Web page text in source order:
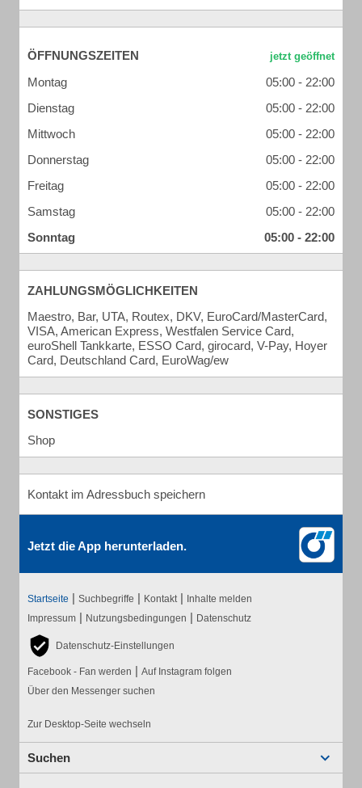
ÖFFNUNGSZEITEN
Montag
05:00 - 22:00
Dienstag
05:00 - 22:00
Mittwoch
05:00 - 22:00
Donnerstag
05:00 - 22:00
Freitag
05:00 - 22:00
Samstag
05:00 - 22:00
Sonntag
05:00 - 22:00
ZAHLUNGSMÖGLICHKEITEN
Maestro, Bar, UTA, Routex, DKV, EuroCard/MasterCard,
VISA, American Express, Westfalen Service Card,
euroShell Tankkarte, ESSO Card, girocard, V-Pay, Hoyer
Card, Deutschland Card, EuroWag/ew
SONSTIGES
Shop
Kontakt im Adressbuch speichern
Jetzt die App herunterladen.
Startseite | Suchbegriffe | Kontakt | Inhalte melden
Impressum | Nutzungsbedingungen | Datenschutz
Datenschutz-Einstellungen
Facebook - Fan werden | Auf Instagram folgen
Über den Messenger suchen
Zur Desktop-Seite wechseln
Suchen